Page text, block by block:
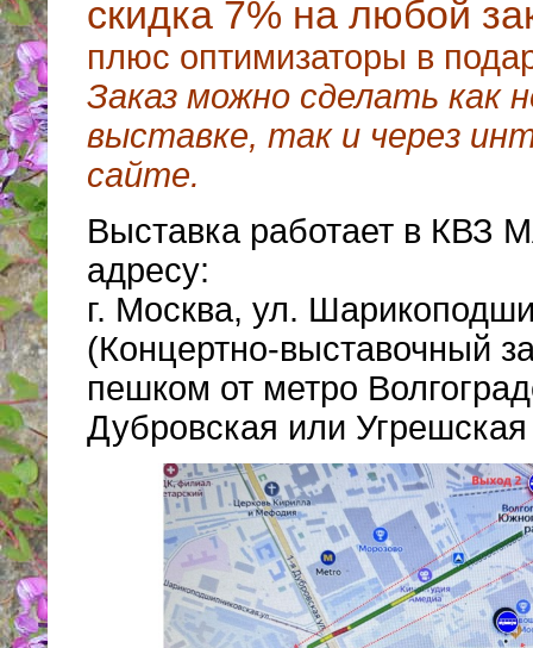
скидка 7% на любой
плюс оптимизаторы в
Заказ можно сделать как
выставке, так и через
сайте.
Выставка работает в КВЗ
адресу:
г. Москва, ул.
(Концертно-выставочный
пешком от метро
Дубровcкая или